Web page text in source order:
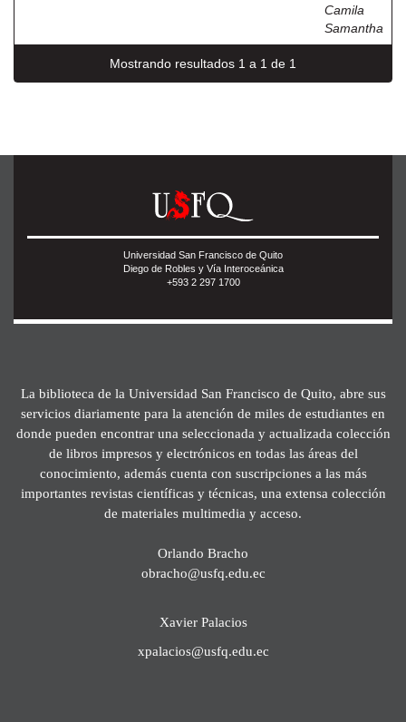
Camila
Samantha
Mostrando resultados 1 a 1 de 1
Universidad San Francisco de Quito
Diego de Robles y Vía Interoceánica
+593 2 297 1700
La biblioteca de la Universidad San Francisco de Quito, abre sus
servicios diariamente para la atención de miles de estudiantes en
donde pueden encontrar una seleccionada y actualizada colección
de libros impresos y electrónicos en todas las áreas del
conocimiento, además cuenta con suscripciones a las más
importantes revistas científicas y técnicas, una extensa colección
de materiales multimedia y acceso.
Orlando Bracho
obracho@usfq.edu.ec
Xavier Palacios
xpalacios@usfq.edu.ec